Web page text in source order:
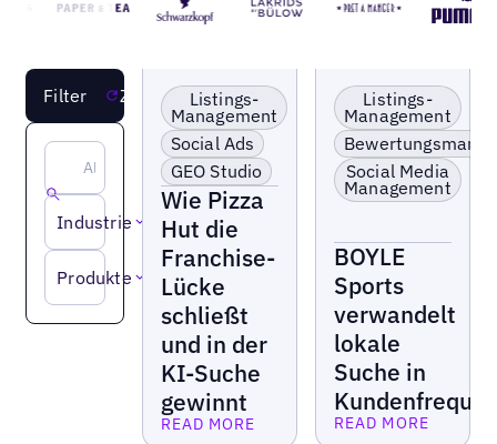
Filter Zurücksetzen
Industrie
Produkte
KI-Sichtbarkeit
boosten
Franchise
Lokale Präsenz
optimieren &
aktivieren
Listings-
Management
Social Ads
GEO Studio
Wie Pizza
Hut die
Franchise-
Lücke
schließt
und in der
KI-Suche
gewinnt
Lesen Sie mehr
READ MORE
Lokale Präsenz
optimieren &
aktivieren
Falsche Listings
korrigieren
Bewertungsergebnis
skalieren
Umsatz verwandeln
Listings-
Management
Social Media
Management
BOYLE
Sports
verwandelt
lokale
Suche in
Lesen Sie mehr
READ MORE
MEHR LADEN